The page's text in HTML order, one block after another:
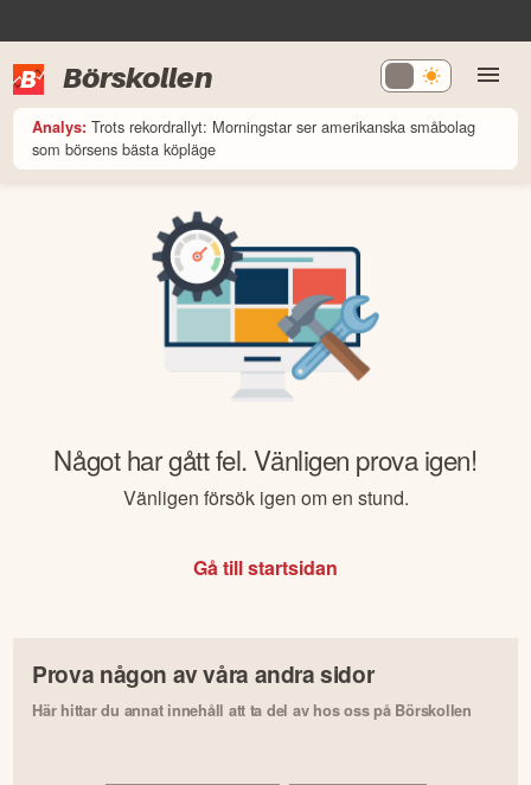
Börskollen
Analys: Trots rekordrallyt: Morningstar ser amerikanska småbolag
som börsens bästa köpläge
Något har gått fel. Vänligen prova igen!
Vänligen försök igen om en stund.
Gå till startsidan
Prova någon av våra andra sidor
Här hittar du annat innehåll att ta del av hos oss på Börskollen